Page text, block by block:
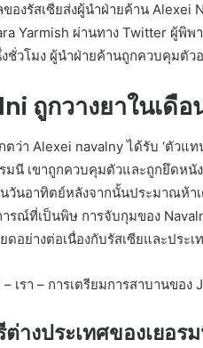
องรัสเซียส่งผู้นำฝ่ายค้าน
Yarmish ผ่านทาง Twitter ผู้พิ
ชั่วโมง ผู้นำฝ่ายค้านถูกควบคุมตัว
ถูกวางยาในเดื
ตว่า Alexei navalny ได้รับ ‘ตัวแ
มนี เขาถูกควบคุมตัวและถูกยึดหนั
วันอาทิตย์หลังจากนั้นประมาณห้า
ารณ์ที่เป็นพิษ การจับกุมของ
ดอย่างต่อเนื่องกับรัสเซียและประ
– เรา – การเตรียมการสาบานขอ
างประเทศของเยอร